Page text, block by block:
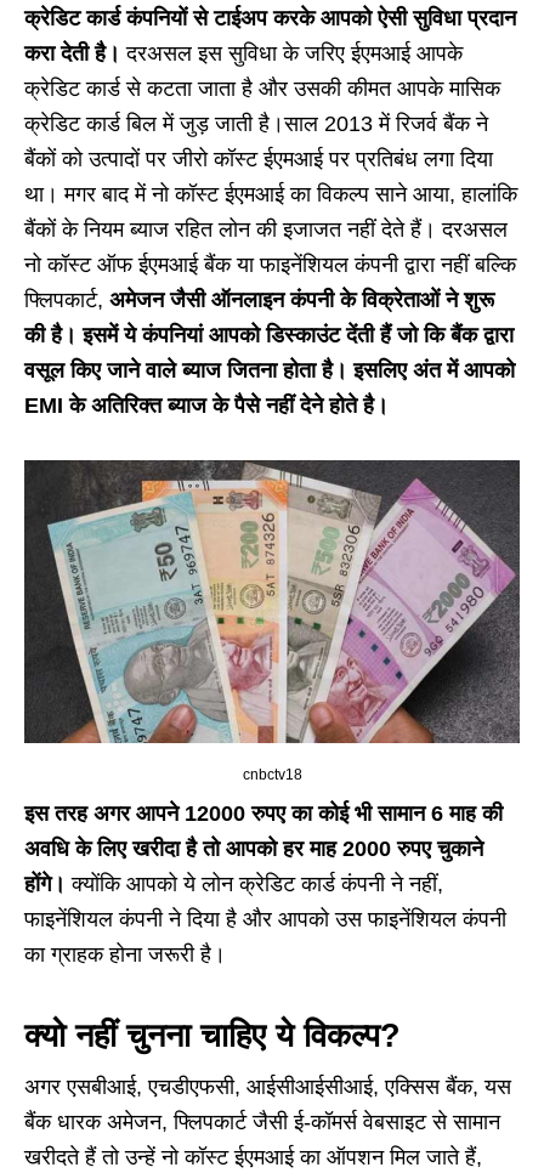
क्रेडिट कार्ड कंपनियों से टाईअप करके आपको ऐसी सुविधा प्रदान
करा देती है। दरअसल इस सुविधा के जरिए ईएमआई आपके
क्रेडिट कार्ड से कटता जाता है और उसकी कीमत आपके मासिक
क्रेडिट कार्ड बिल में जुड़ जाती है।साल 2013 में रिजर्व बैंक ने
बैंकों को उत्पादों पर जीरो कॉस्ट ईएमआई पर प्रतिबंध लगा दिया
था। मगर बाद में नो कॉस्ट ईएमआई का विकल्प साने आया, हालांकि
बैंकों के नियम ब्याज रहित लोन की इजाजत नहीं देते हैं। दरअसल
नो कॉस्ट ऑफ ईएमआई बैंक या फाइनेंशियल कंपनी द्वारा नहीं बल्कि
फ्लिपकार्ट, अमेजन जैसी ऑनलाइन कंपनी के विक्रेताओं ने शुरू
की है। इसमें ये कंपनियां आपको डिस्काउंट देंती हैं जो कि बैंक द्वारा
वसूल किए जाने वाले ब्याज जितना होता है। इसलिए अंत में आपको
EMI के अतिरिक्त ब्याज के पैसे नहीं देने होते है।
cnbctv18
इस तरह अगर आपने 12000 रुपए का कोई भी सामान 6 माह की
अवधि के लिए खरीदा है तो आपको हर माह 2000 रुपए चुकाने
होंगे। क्योंकि आपको ये लोन क्रेडिट कार्ड कंपनी ने नहीं,
फाइनेंशियल कंपनी ने दिया है और आपको उस फाइनेंशियल कंपनी
का ग्राहक होना जरूरी है।
क्यो नहीं चुनना चाहिए ये विकल्प?
अगर एसबीआई, एचडीएफसी, आईसीआईसीआई, एक्सिस बैंक, यस
बैंक धारक अमेजन, फ्लिपकार्ट जैसी ई-कॉमर्स वेबसाइट से सामान
खरीदते हैं तो उन्हें नो कॉस्ट ईएमआई का ऑपशन मिल जाते हैं,